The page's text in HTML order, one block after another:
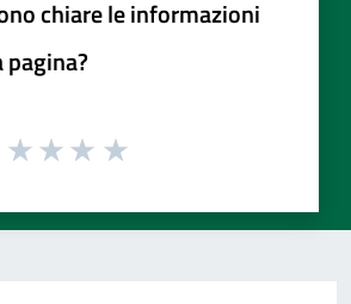
chiare le informazioni
pagina?